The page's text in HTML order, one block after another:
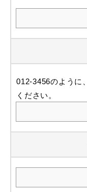
012-3456のように
ください。